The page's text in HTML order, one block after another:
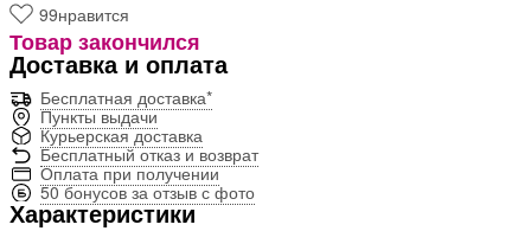
99нравится
Товар закончился
Доставка и оплата
Бесплатная доставка*
Пункты выдачи
Курьерская доставка
Бесплатный отказ и возврат
Оплата при получении
50 бонусов за отзыв с фото
Характеристики